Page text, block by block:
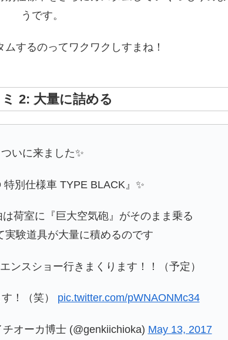
うです。
ムするのってワクワクしすまね！
ミ 2: 大量に詰める
ついに来ました✨
特別仕様車 TYPE BLACK』✨
荷室に『巨大空気砲』がそのまま乗る
実験道具が大量に積めるのです
ンスショー行きまくります！！（予定）
！（笑） pic.twitter.com/pWNAONMc34
オーカ博士 (@genkiichioka) May 13, 2017